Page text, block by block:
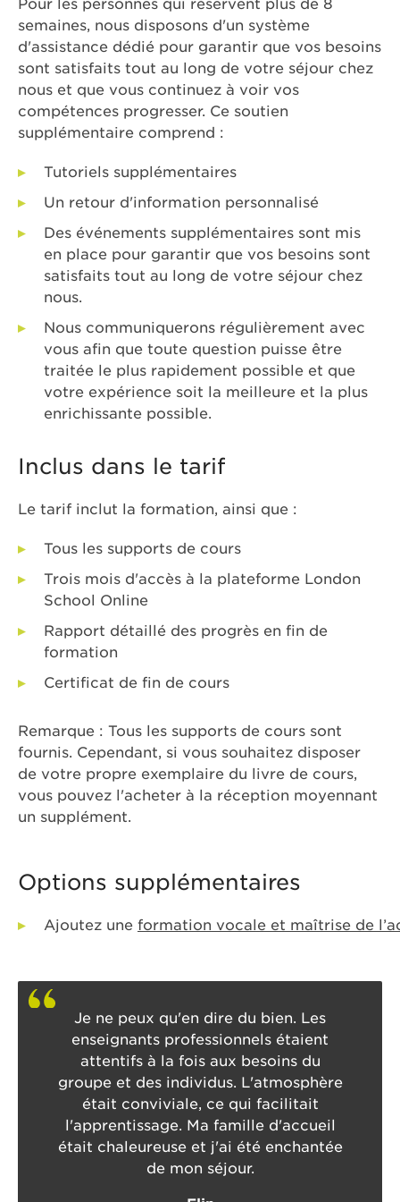
Pour les personnes qui réservent plus de 8
semaines, nous disposons d'un système
d'assistance dédié pour garantir que vos besoins
sont satisfaits tout au long de votre séjour chez
nous et que vous continuez à voir vos
compétences progresser. Ce soutien
supplémentaire comprend :
Tutoriels supplémentaires
Un retour d'information personnalisé
Des événements supplémentaires sont mis
en place pour garantir que vos besoins sont
satisfaits tout au long de votre séjour chez
nous.
Nous communiquerons régulièrement avec
vous afin que toute question puisse être
traitée le plus rapidement possible et que
votre expérience soit la meilleure et la plus
enrichissante possible.
Inclus dans le tarif
Le tarif inclut la formation, ainsi que :
Tous les supports de cours
Trois mois d'accès à la plateforme London
School Online
Rapport détaillé des progrès en fin de
formation
Certificat de fin de cours
Remarque : Tous les supports de cours sont
fournis. Cependant, si vous souhaitez disposer
de votre propre exemplaire du livre de cours,
vous pouvez l'acheter à la réception moyennant
un supplément.
Options supplémentaires
Ajoutez une formation vocale et maîtrise de
Je ne peux qu'en dire du bien. Les
enseignants professionnels étaient
attentifs à la fois aux besoins du
groupe et des individus. L'atmosphère
était conviviale, ce qui facilitait
l'apprentissage. Ma famille d'accueil
était chaleureuse et j'ai été enchantée
de mon séjour.